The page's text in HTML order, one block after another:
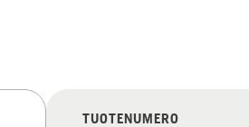
TUOTENUMERO